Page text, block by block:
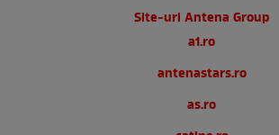
Site-uri Antena Group
a1.ro
antenastars.ro
as.ro